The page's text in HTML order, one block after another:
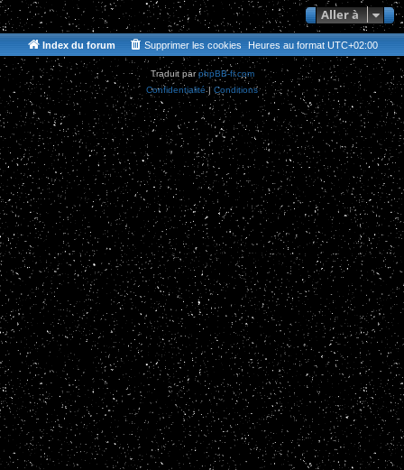
Aller à
Index du forum Heures au format UTC+02:00
Supprimer les cookies
Traduit parphpBB-fr.com
Confidentialité|Conditions